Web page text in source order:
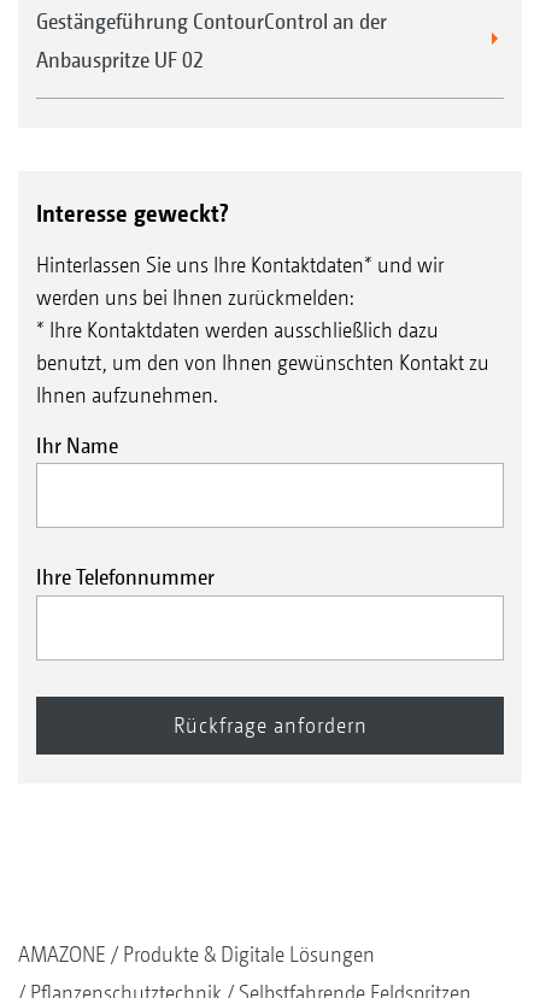
Gestängeführung ContourControl an der
Anbauspritze UF 02
Interesse geweckt?
Hinterlassen Sie uns Ihre Kontaktdaten* und wir
werden uns bei Ihnen zurückmelden:
* Ihre Kontaktdaten werden ausschließlich dazu
benutzt, um den von Ihnen gewünschten Kontakt zu
Ihnen aufzunehmen.
Ihr Name
Ihre Telefonnummer
AMAZONE
Produkte & Digitale Lösungen
Pflanzenschutztechnik
Selbstfahrende Feldspritzen